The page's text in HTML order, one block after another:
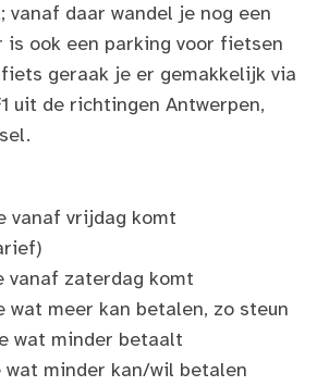
vanaf daar wandel je nog een
is ook een parking voor fietsen
fiets geraak je er gemakkelijk via
uit de richtingen Antwerpen,
vanaf vrijdag komt
vanaf zaterdag komt
wat meer kan betalen, zo steun
wat minder betaalt
wat minder kan/wil betalen